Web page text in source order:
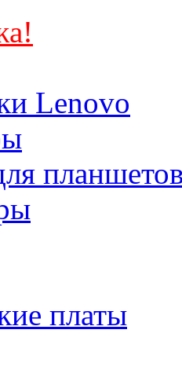
Lenovo
платы